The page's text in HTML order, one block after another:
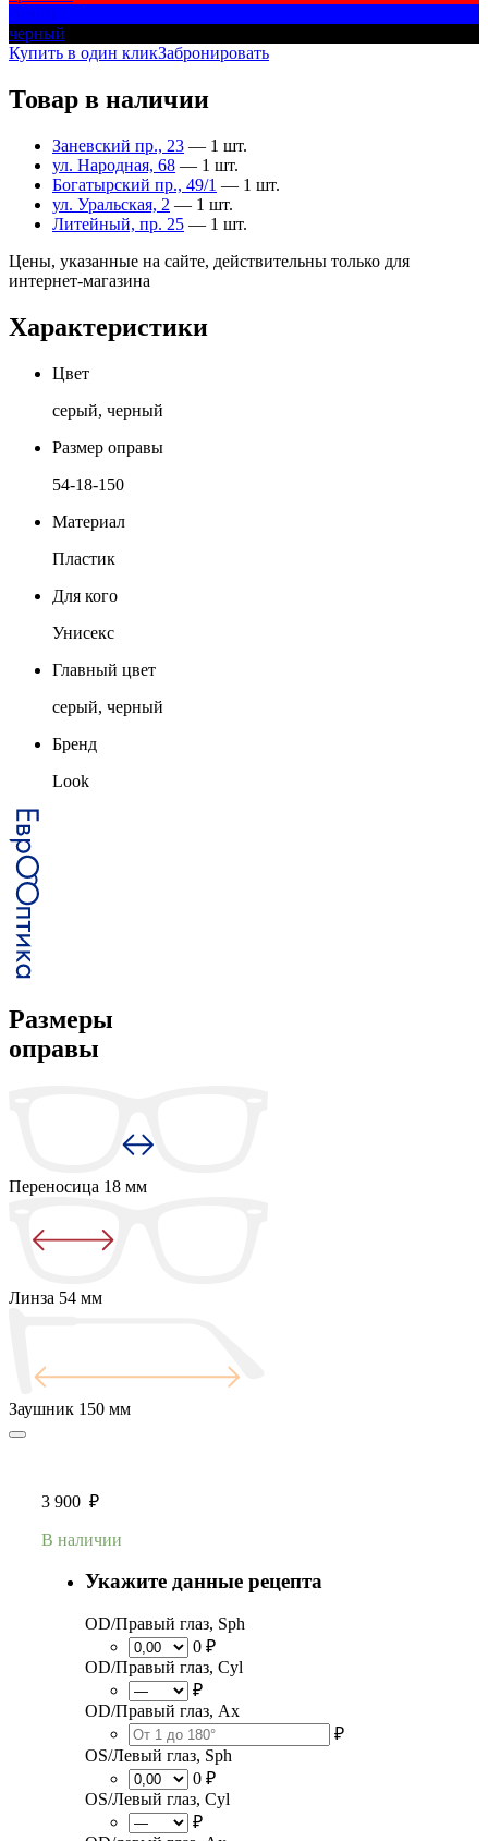
черный
Купить в один кликЗабронировать
Товар в наличии
Заневский пр., 23 — 1 шт.
ул. Народная, 68 — 1 шт.
Богатырский пр., 49/1 — 1 шт.
ул. Уральская, 2 — 1 шт.
Литейный, пр. 25 — 1 шт.
Цены, указанные на сайте, действительны только для
интернет-магазина
Характеристики
Цвет
серый, черный
Размер оправы
54-18-150
Материал
Пластик
Для кого
Унисекс
Главный цвет
серый, черный
Бренд
Look
Размеры
оправы
Переносица 18 мм
Линза 54 мм
Заушник 150 мм
3 900 ₽
В наличии
Укажите данные рецепта
OD/Правый глаз, Sph
0 ₽
OD/Правый глаз, Cyl
₽
OD/Правый глаз, Ax
₽
OS/Левый глаз, Sph
0 ₽
OS/Левый глаз, Cyl
₽